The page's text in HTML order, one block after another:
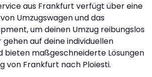
aus Frankfurt verfügt über eine
Umzugswagen und das
um deinen Umzug reibungslos
gehen auf deine individuellen
bieten maßgeschneiderte Lösungen
von Frankfurt nach Ploiesti.